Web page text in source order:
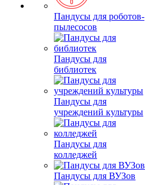
Пандусы для роботов-
пылесосов
Пандусы для
библиотек
Пандусы для
учреждений культуры
Пандусы для
колледжей
Пандусы для ВУЗов